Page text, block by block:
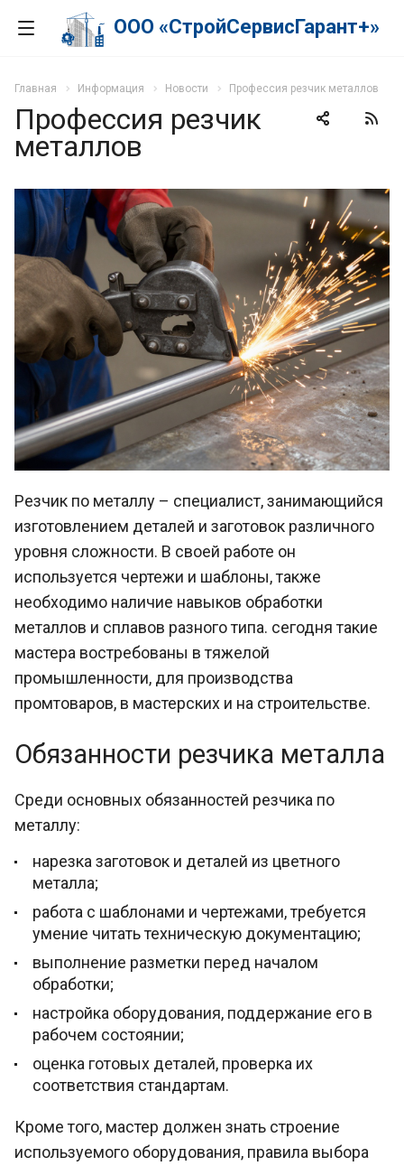
ООО «СтройСервисГарант+»
Главная Информация Новости Профессия резчик металлов
Профессия резчик
металлов
Резчик по металлу – специалист, занимающийся
изготовлением деталей и заготовок различного
уровня сложности. В своей работе он
используется чертежи и шаблоны, также
необходимо наличие навыков обработки
металлов и сплавов разного типа. сегодня такие
мастера востребованы в тяжелой
промышленности, для производства
промтоваров, в мастерских и на строительстве.
Обязанности резчика металла
Среди основных обязанностей резчика по
металлу:
нарезка заготовок и деталей из цветного
металла;
работа с шаблонами и чертежами, требуется
умение читать техническую документацию;
выполнение разметки перед началом
обработки;
настройка оборудования, поддержание его в
рабочем состоянии;
оценка готовых деталей, проверка их
соответствия стандартам.
Кроме того, мастер должен знать строение
используемого оборудования, правила выбора